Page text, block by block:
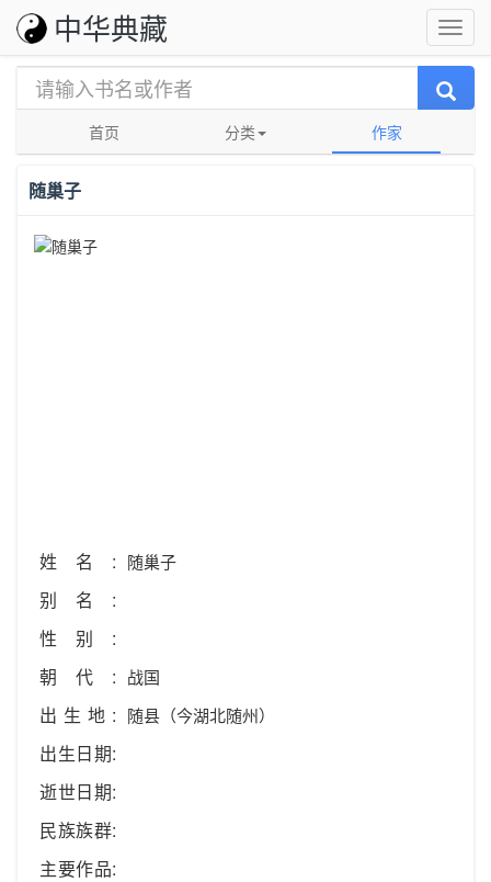
中华典藏
首页 分类 作家
随巢子
姓名: 随巢子
别名:
性别:
朝代: 战国
出生地: 随县（今湖北随州）
出生日期:
逝世日期:
民族族群:
主要作品: